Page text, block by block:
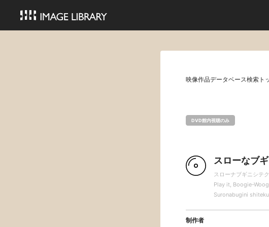
映像作品データベース検索ト
DVD館内視聴のみ
スローなブ
スローナブギニシテ
Play it, Boogie-
Suronabugini
制作者